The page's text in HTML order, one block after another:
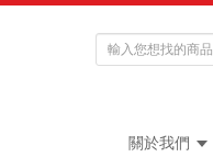
關於我們